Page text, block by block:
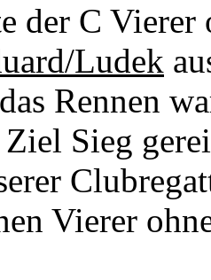
der C
Ludek
Rennen
Ziel Sieg
Vierer